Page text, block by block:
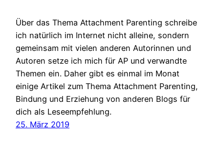
Über das Thema Attachment Parenting schreibe
ich natürlich im Internet nicht alleine, sondern
gemeinsam mit vielen anderen Autorinnen und
Autoren setze ich mich für AP und verwandte
Themen ein. Daher gibt es einmal im Monat
einige Artikel zum Thema Attachment Parenting,
Bindung und Erziehung von anderen Blogs für
dich als Leseempfehlung.
25. März 2019